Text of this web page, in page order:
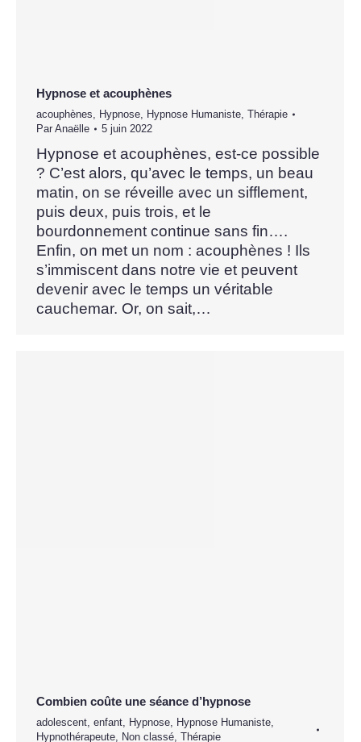
Hypnose et acouphènes
acouphènes, Hypnose, Hypnose Humaniste, Thérapie
Par Anaëlle 5 juin 2022
Hypnose et acouphènes, est-ce possible
? C’est alors, qu’avec le temps, un beau
matin, on se réveille avec un sifflement,
puis deux, puis trois, et le
bourdonnement continue sans fin….
Enfin, on met un nom : acouphènes ! Ils
s’immiscent dans notre vie et peuvent
devenir avec le temps un véritable
cauchemar. Or, on sait,…
Combien coûte une séance d’hypnose
adolescent, enfant, Hypnose, Hypnose Humaniste,
Hypnothérapeute, Non classé, Thérapie